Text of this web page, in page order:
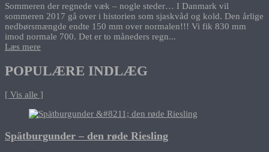
Sommeren der regnede væk – nogle steder… I Danmark vil
sommeren 2017 gå over i historien som sjaskvåd og kold. Den årlige
nedbørsmængde endte 150 mm over normalen!!! Vi fik 830 mm
imod normale 700. Det er to måneders regn...
Læs mere
POPULÆRE INDLÆG
[ Vis alle ]
Spätburgunder – den røde Riesling